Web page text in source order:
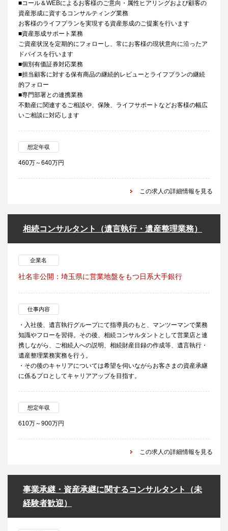
■コール＆WEBによるお客様のご意向・属性ヒアリングおよび顧客の
資産形成に資するコンサルティング業務
お客様のライフプランを実現する資産形成のご提案を行います
■資産形成サポート業務
ご資産状況を定期的にフォローし、常にお客様の現状意向に沿ったア
ドバイスを行います
■個別有価証券対応業務
■担当顧客に対する保有商品の継続的レビューとライフプランの継続
的フォロー
■専門部署との連携業務
不動産に関連するご相談や、保険、ライフサポートなどお客様の幅広
いご相談に対応します
想定年収
460万～640万円
この求人の詳細情報を見る
相続コンサルタント（遺言執行・遺産整理業務）
企業名
社名非公開：埼玉県に営業地盤をもつ日系大手銀行
仕事内容
・入社後、遺言執行グループにて指導員のもと、マンツーマンで業務
知識やフローを習得。その後、相続コンサルタントとして営業店と連
携しながら、ご相続人への説明、相続財産目録の作成等、遺言執行・
遺産整理業務実務を行う。
・その後のキャリアについては希望を伺いながらお客さまの資産承継
に係るプロとしてキャリアアップを目指す。
想定年収
610万～900万円
この求人の詳細情報を見る
事業承継・資産承継に関するコンサルタント（未
経験者歓迎）